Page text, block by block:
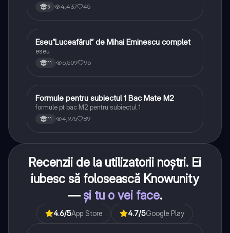
9 4,437 45
Limba și literatura română
Eseu”Luceafărul” de Mihai Eminescu complet
eseu
11 6,509 96
Matematică
Formule pentru subiectul 1 Bac Mate M2
formule pt bac M2 pentru subiectul 1
11 4,975 89
Recenzii de la utilizatorii noștri. Ei
iubesc să folosească Knowunity
— și tu o vei face.
4.6/5App Store 4.7/5Google Play